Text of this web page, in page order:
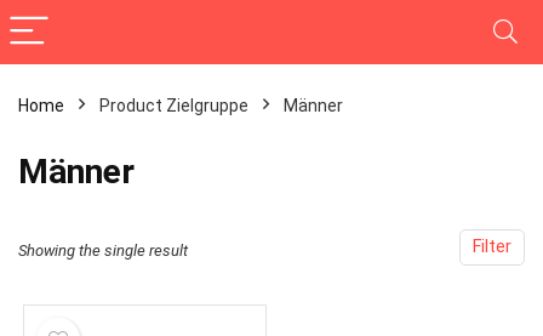
Home Product Zielgruppe ‎Männer
‎Männer
Filter
Showing the single result